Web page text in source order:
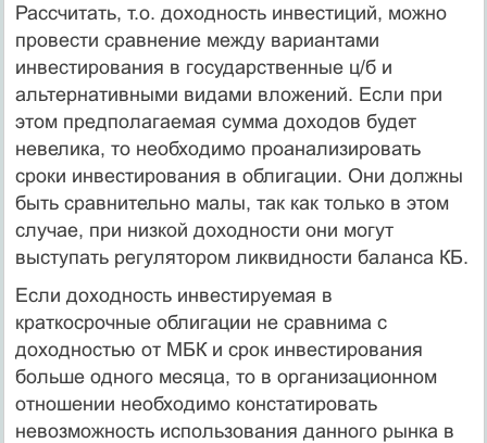
Рассчитать, т.о. доходность инвестиций, можно
провести сравнение между вариантами
инвестирования в государственные ц/б и
альтернативными видами вложений. Если при
этом предполагаемая сумма доходов будет
невелика, то необходимо проанализировать
сроки инвестирования в облигации. Они должны
быть сравнительно малы, так как только в этом
случае, при низкой доходности они могут
выступать регулятором ликвидности баланса КБ.
Если доходность инвестируемая в
краткосрочные облигации не сравнима с
доходностью от МБК и срок инвестирования
больше одного месяца, то в организационном
отношении необходимо констатировать
невозможность использования данного рынка в